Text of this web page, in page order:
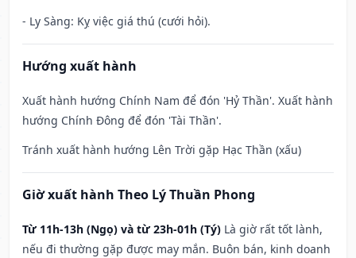
- Ly Sàng: Kỵ việc giá thú (cưới hỏi).
Hướng xuất hành
Xuất hành hướng Chính Nam để đón 'Hỷ Thần'. Xuất hành
hướng Chính Đông để đón 'Tài Thần'.
Tránh xuất hành hướng Lên Trời gặp Hạc Thần (xấu)
Giờ xuất hành Theo Lý Thuần Phong
Từ 11h-13h (Ngọ) và từ 23h-01h (Tý) Là giờ rất tốt lành,
nếu đi thường gặp được may mắn. Buôn bán, kinh doanh